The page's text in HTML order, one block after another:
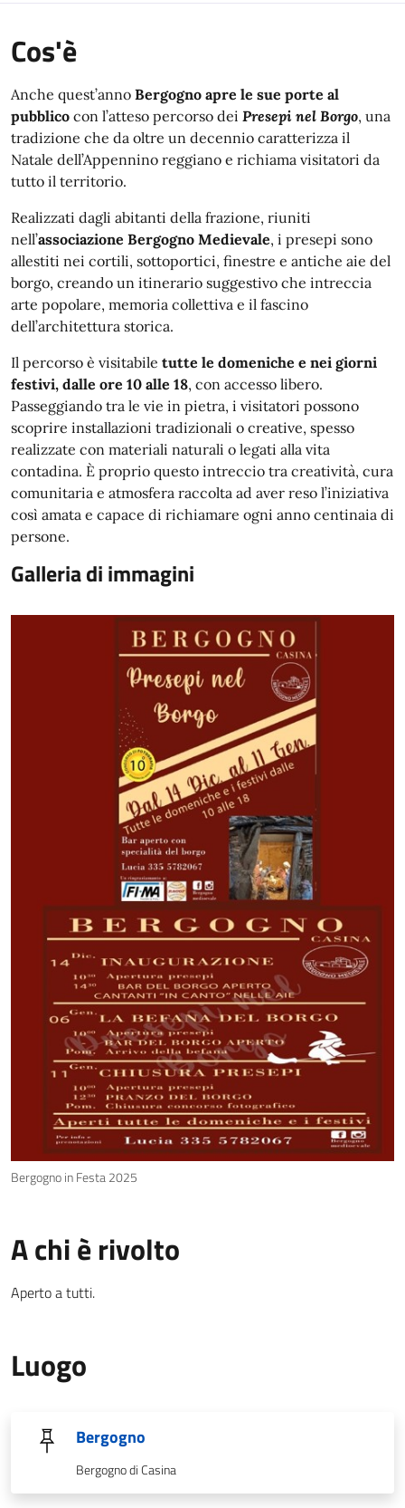
Cos'è
Anche quest’anno Bergogno apre le sue porte al
pubblico con l’atteso percorso dei Presepi nel Borgo, una
tradizione che da oltre un decennio caratterizza il
Natale dell’Appennino reggiano e richiama visitatori da
tutto il territorio.
Realizzati dagli abitanti della frazione, riuniti
nell’associazione Bergogno Medievale, i presepi sono
allestiti nei cortili, sottoportici, finestre e antiche aie del
borgo, creando un itinerario suggestivo che intreccia
arte popolare, memoria collettiva e il fascino
dell’architettura storica.
Il percorso è visitabile tutte le domeniche e nei giorni
festivi, dalle ore 10 alle 18, con accesso libero.
Passeggiando tra le vie in pietra, i visitatori possono
scoprire installazioni tradizionali o creative, spesso
realizzate con materiali naturali o legati alla vita
contadina. È proprio questo intreccio tra creatività, cura
comunitaria e atmosfera raccolta ad aver reso l’iniziativa
così amata e capace di richiamare ogni anno centinaia di
persone.
Galleria di immagini
Bergogno in Festa 2025
A chi è rivolto
Aperto a tutti.
Luogo
Bergogno
Bergogno di Casina